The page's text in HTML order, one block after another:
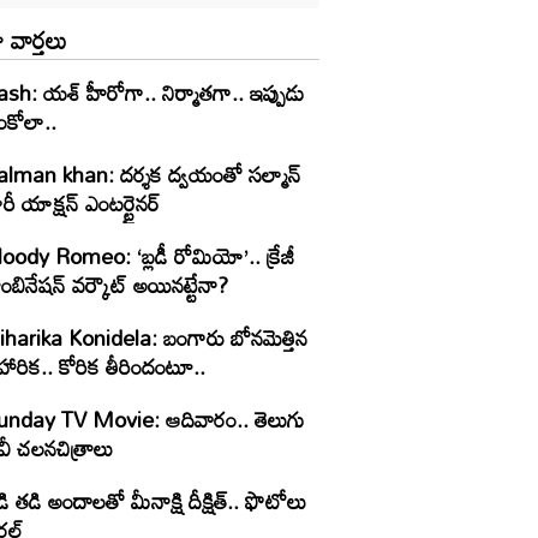
యశ్ హీరోగా.. నిర్మాతగా.. ఇప్పుడు
khan: దర్శక ద్వయంతో సల్మాన్
యాక్షన్ ఎంటర్టైనర్
Romeo: ‘బ్లడీ రోమియో’.. క్రేజీ
వర్కౌట్ అయినట్టేనా?
Konidela: బంగారు బోనమెత్తిన
కోరిక తీరిందంటూ..
TV Movie: ఆదివారం.. తెలుగు
చ‌ల‌న‌చిత్రాలు
తడి అందాలతో మీనాక్షి దీక్షిత్‌.. ఫొటోలు